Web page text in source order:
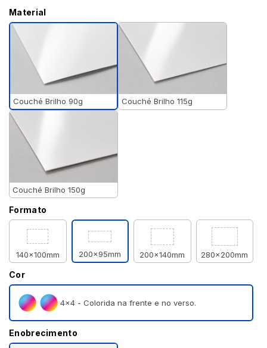
Material
Couché Brilho 90g Couché Brilho 115g
Couché Brilho 150g
Formato
140x100mm 200x95mm 200x140mm 280x200mm
Cor
4×4 - Colorida na frente e no verso.
Enobrecimento